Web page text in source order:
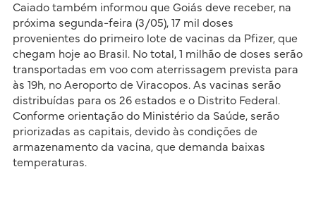
Caiado também informou que Goiás deve receber, na
próxima segunda-feira (3/05), 17 mil doses
provenientes do primeiro lote de vacinas da Pfizer, que
chegam hoje ao Brasil. No total, 1 milhão de doses serão
transportadas em voo com aterrissagem prevista para
às 19h, no Aeroporto de Viracopos. As vacinas serão
distribuídas para os 26 estados e o Distrito Federal.
Conforme orientação do Ministério da Saúde, serão
priorizadas as capitais, devido às condições de
armazenamento da vacina, que demanda baixas
temperaturas.